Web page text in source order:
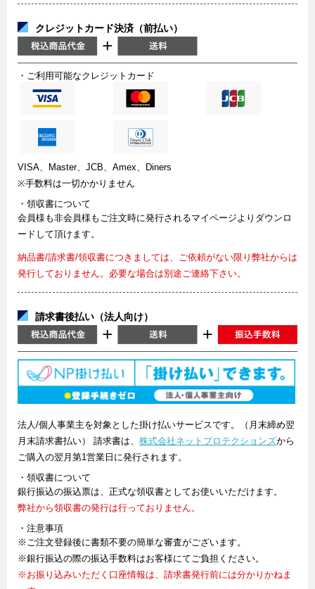
クレジットカード決済（前払い）
・ご利用可能なクレジットカード
VISA、Master、JCB、Amex、Diners
※手数料は一切かかりません
・領収書について
会員様も非会員様もご注文時に発行されるマイページよりダウンロ
ードして頂けます。
納品書/請求書/領収書につきましては、ご依頼がない限り弊社からは
発行しておりません。必要な場合は別途ご連絡下さい。
請求書後払い（法人向け）
法人/個人事業主を対象とした掛け払いサービスです。（月末締め翌
月末請求書払い） 請求書は、 株式会社ネットプロテクションズから
ご購入の翌月第1営業日に発行されます。
・領収書について
銀行振込の振込票は、正式な領収書としてお使いいただけます。
弊社から領収書の発行は行っておりません。
・注意事項
※ご注文登録後に書類不要の簡単な審査がございます。
※銀行振込の際の振込手数料はお客様にてご負担ください。
※お振り込みいただく口座情報は、請求書発行前には分かりかねま